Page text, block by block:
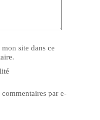
site dans ce
par e-